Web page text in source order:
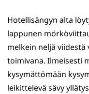
Hotellisängyn alta
lappunen
melkein neljä viidestä
toimivana. Ilmeisesti
kysymättömään
leikittelevä sävy